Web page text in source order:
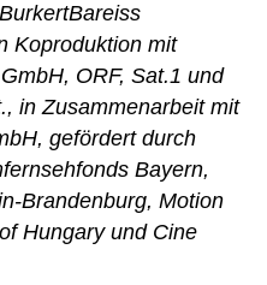
Koproduktion mit
ORF, Sat.1 und
in Zusammenarbeit mit
gefördert durch
Bayern,
Brandenburg, Motion
Hungary und Cine